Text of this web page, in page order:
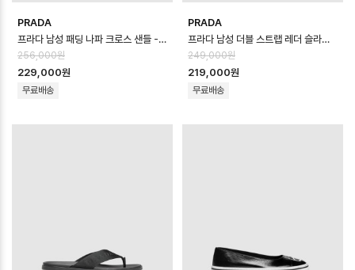
PRADA
프라다 남성 패딩 나파 크로스 샌들 - Prada Mens Padded Napa Cross…
256,000원
229,000원
무료배송
PRADA
프라다 남성 더블 스트랩 레더 슬라이드 샌들 - Prada Mens Double Strap…
249,000원
219,000원
무료배송